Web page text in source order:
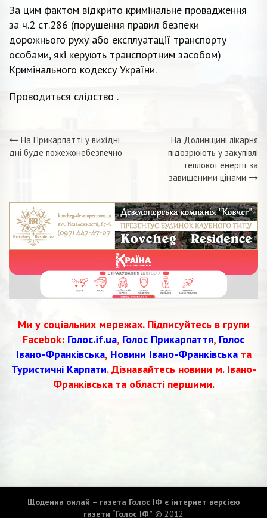
За цим фактом відкрито кримінальне провадження
за ч.2 ст.286 (порушення правил безпеки
дорожнього руху або експлуатації транспорту
особами, які керують транспортним засобом)
Кримінального кодексу України.
Проводиться слідство .
Навігація
На Прикарпатті у вихідні
дні буде пожежонебезпечно
На Долинщині лікарня
підозрюють у закупівлі
теплової енергії за
завищеними цінами
Ми у соціальних мережах. Підписуйтесь в групи
Facebok: Голос.if.ua, Голос Прикарпаття, Голос
Івано-Франківська, Новини Івано-Франківськата
Туристичні Карпати. Дізнавайтесь новини м. Івано-
Франківська та області першими.
Щоденна онлай – газета Голос ІФ є інтернет версією
газети “Голос ІФ” © 2012